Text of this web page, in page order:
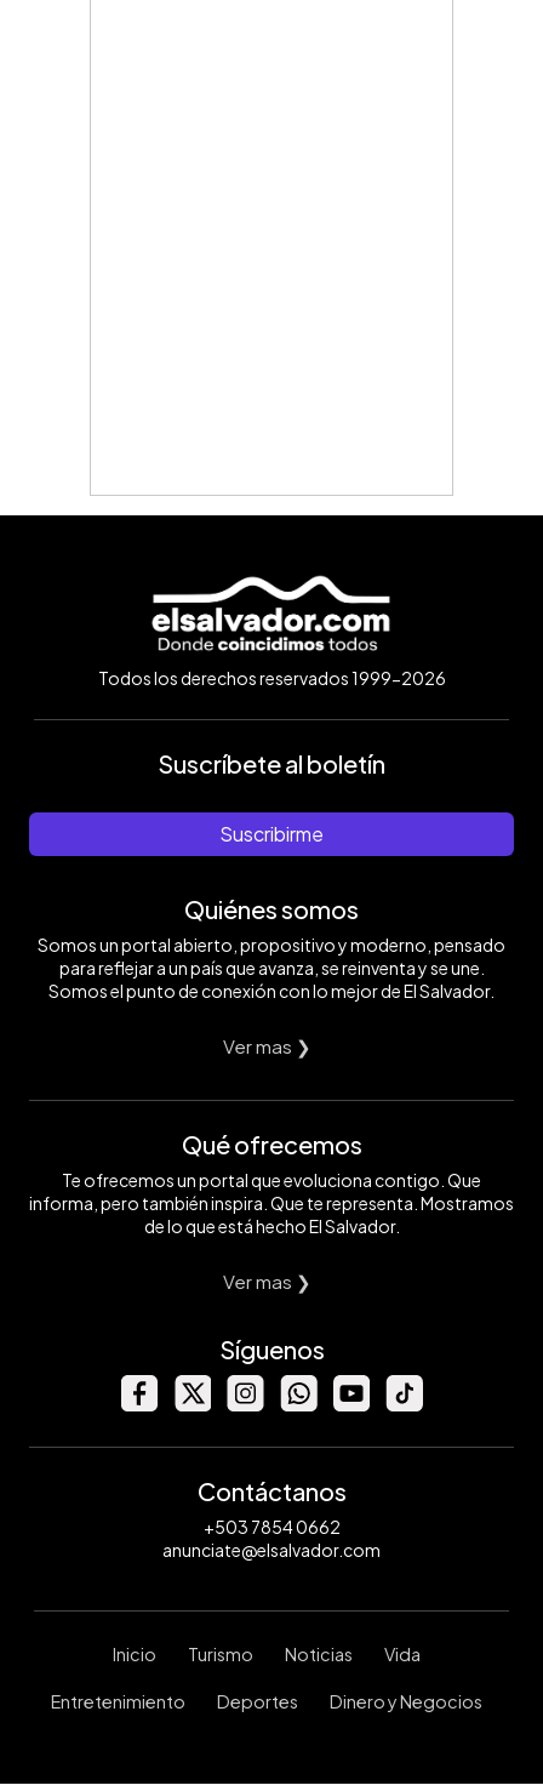
Todos los derechos reservados 1999-2026
Suscríbete al boletín
Suscribirme
Quiénes somos
Somos un portal abierto, propositivo y moderno, pensado
para reflejar a un país que avanza, se reinventa y se une.
Somos el punto de conexión con lo mejor de El Salvador.
Ver mas ❯
Qué ofrecemos
Te ofrecemos un portal que evoluciona contigo. Que
informa, pero también inspira. Que te representa. Mostramos
de lo que está hecho El Salvador.
Ver mas ❯
Síguenos
Contáctanos
+503 7854 0662
anunciate@elsalvador.com
Inicio Turismo Noticias Vida
Entretenimiento Deportes Dinero y Negocios